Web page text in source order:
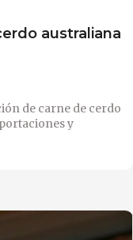
australiana
de carne de cerdo
y